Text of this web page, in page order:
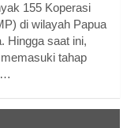
155 Koperasi
di wilayah Papua
Hingga saat ini,
tahap